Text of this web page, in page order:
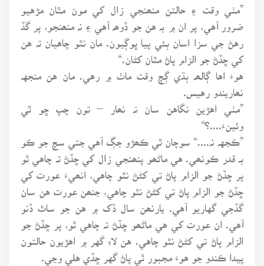
”مٺي وقت ۽ حالتن منھنجي زال کي مون مٿان مڙهيو
ضرور آهي، پر ان ۾ بہ هن جو ڏوھہ آهي ۽ نہ منھنجو، پر گڏ
رهڻ جي سزا اسان ٻئي پيا ڀوڳيون. مان نٿو چاهيان تہ هن
کي ڇڏڻ جو الزام پاڻ مٿان کڻان.“
هوءَ اها ڳالھہ ٻڌي ڳچ وقت ماٺ ۾ رهي. مان هن منجهہ
نھاريندو رهيس.
”مٺي اهڙين نگاهن سان نہ نھار – تون چپ ڇو ٿي
وئينءَ....؟“
”ڪجهہ نہ....“ سوچان ٿي ڪھڙو جڳ آهي جتي سچ جو ڪو
بہ قدر ڪونھي. هي ماڻھو پنھنجي زال کي ڇڏڻ تہ چاهي ٿو
پر ڇڏڻ جو الزام پاڻ تي کڻڻ نٿو چاهي، انھيءَ عورت کي
ڇڏڻ جو الزام پاڻ تي کڻڻ نٿو چاهي، جنھن عورت هن سان
گڏجي گهاريو آهي. يارنھن سال ڏک ۾ هن جو ساٿ ڏنو
آهي. ان عورت کي هي ماڻھو ڇڏڻ تہ چاهي ٿو، پر ڇڏڻ جو
الزام پاڻ تي کڻڻ نٿو چاهي. هن لاءِ گهر ۾ اهڙيون حالتون
پيدا ڪندو جو هوءَ مجبور ٿي پاڻ گهر ڇڏي هلي وڃي.